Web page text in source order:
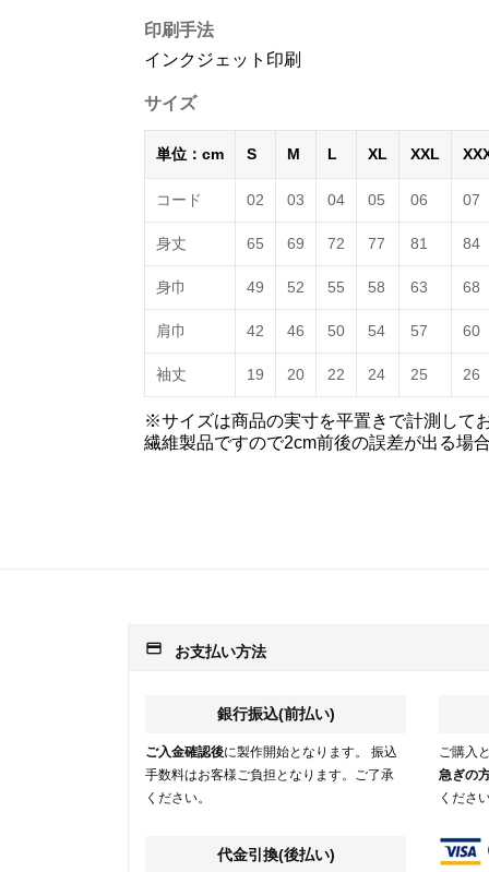
印刷手法
インクジェット印刷
サイズ
単位：cm S M L XL XXL
コード 02 03 04 05 06 07
身丈 65 69 72 77 81 84
身巾 49 52 55 58 63 68
肩巾 42 46 50 54 57 60
袖丈 19 20 22 24 25 26
※サイズは商品の実寸を平置きで計測して
繊維製品ですので2cm前後の誤差が出る場
payment お支払い方法
銀行振込(前払い)
ご入金確認後に製作開始となります。 振込
手数料はお客様ご負担となります。ご了承
ください。
代金引換(後払い)
ご購入
急ぎの
くださ